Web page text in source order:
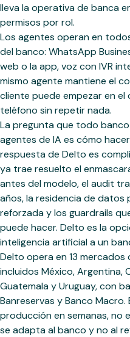
lleva la operativa de banca
permisos por rol.
Los agentes operan en
del banco: WhatsApp
web o la app, voz con IVR
mismo agente mantiene el
cliente puede empezar en
teléfono sin repetir nada.
La pregunta que todo
agentes de IA es cómo
respuesta de Delto es
ya trae resuelto el
antes del modelo, el audit
años, la residencia de
reforzada y los guardrails
puede hacer. Delto es la
inteligencia artificial a un
Delto opera en 13 mercados
incluidos México, Argentina,
Guatemala y Uruguay, con
Banreservas y Banco
producción en semanas, no
se adapta al banco y no al